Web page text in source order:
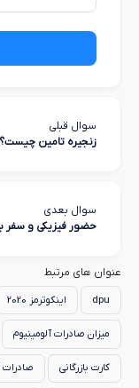
سوال قبلی
زنجیره تامین چیست؟
سوال بعدی
حضور فیزیکی و سفر
عنوان های مرتبط
dpu اینکوترمز 2020
میزان صادرات آلومینیوم
کارت بازرگانی صادرات mdf